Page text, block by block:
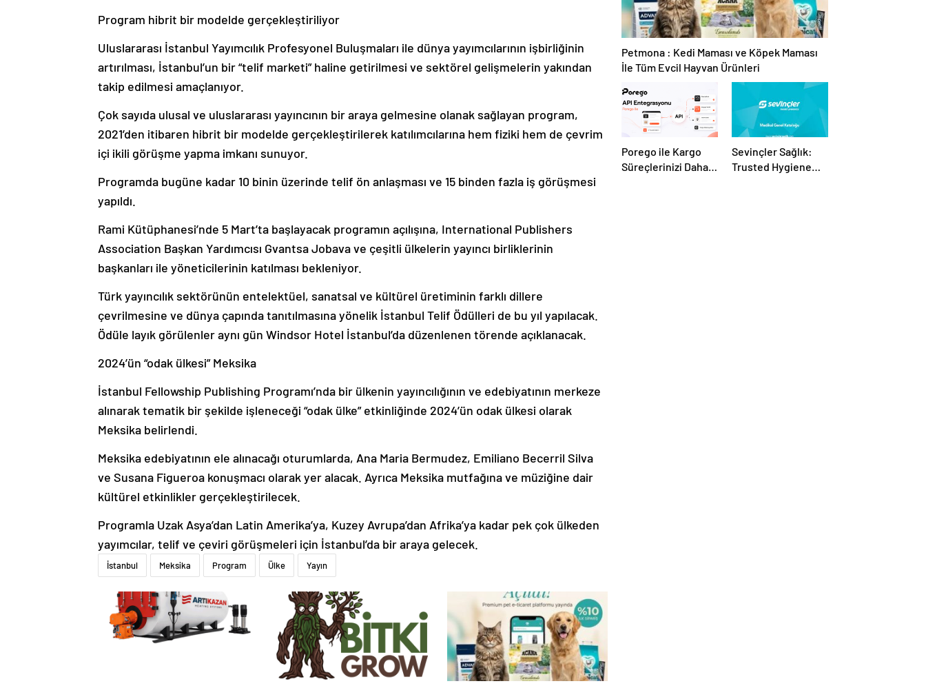
Program hibrit bir modelde gerçekleştiriliyor
Uluslararası İstanbul Yayımcılık Profesyonel Buluşmaları ile dünya yayımcılarının işbirliğinin
artırılması, İstanbul’un bir “telif marketi” haline getirilmesi ve sektörel gelişmelerin yakından
takip edilmesi amaçlanıyor.
Çok sayıda ulusal ve uluslararası yayıncının bir araya gelmesine olanak sağlayan program,
2021’den itibaren hibrit bir modelde gerçekleştirilerek katılımcılarına hem fiziki hem de çevrim
içi ikili görüşme yapma imkanı sunuyor.
Programda bugüne kadar 10 binin üzerinde telif ön anlaşması ve 15 binden fazla iş görüşmesi
yapıldı.
Rami Kütüphanesi’nde 5 Mart’ta başlayacak programın açılışına, International Publishers
Association Başkan Yardımcısı Gvantsa Jobava ve çeşitli ülkelerin yayıncı birliklerinin
başkanları ile yöneticilerinin katılması bekleniyor.
Türk yayıncılık sektörünün entelektüel, sanatsal ve kültürel üretiminin farklı dillere
çevrilmesine ve dünya çapında tanıtılmasına yönelik İstanbul Telif Ödülleri de bu yıl yapılacak.
Ödüle layık görülenler aynı gün Windsor Hotel İstanbul’da düzenlenen törende açıklanacak.
2024’ün “odak ülkesi” Meksika
İstanbul Fellowship Publishing Programı’nda bir ülkenin yayıncılığının ve edebiyatının merkeze
alınarak tematik bir şekilde işleneceği “odak ülke” etkinliğinde 2024’ün odak ülkesi olarak
Meksika belirlendi.
Meksika edebiyatının ele alınacağı oturumlarda, Ana Maria Bermudez, Emiliano Becerril Silva
ve Susana Figueroa konuşmacı olarak yer alacak. Ayrıca Meksika mutfağına ve müziğine dair
kültürel etkinlikler gerçekleştirilecek.
Programla Uzak Asya’dan Latin Amerika’ya, Kuzey Avrupa’dan Afrika’ya kadar pek çok ülkeden
yayımcılar, telif ve çeviri görüşmeleri için İstanbul’da bir araya gelecek.
İstanbul Meksika Program Ülke Yayın
Petmona : Kedi Maması ve Köpek Maması
İle Tüm Evcil Hayvan Ürünleri
Porego ile Kargo
Süreçlerinizi Daha
Sevinçler Sağlık:
Trusted Hygiene